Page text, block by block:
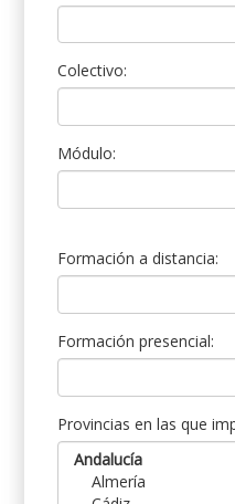
Colectivo:
Módulo:
Formación a distancia:
Formación presencial:
Provincias en las que